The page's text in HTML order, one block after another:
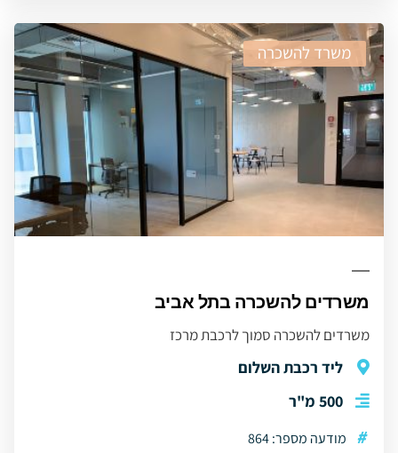
משרד להשכרה
משרדים להשכרה בתל אביב
משרדים להשכרה סמוך לרכבת מרכז
ליד רכבת השלום
500 מ"ר
# מודעה מספר: 864